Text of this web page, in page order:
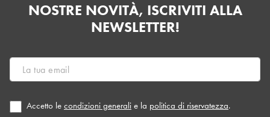
NOSTRE NOVITÀ, ISCRIVITI ALLA
NEWSLETTER!
Accetto le condizioni generali e la politica di riservatezza.